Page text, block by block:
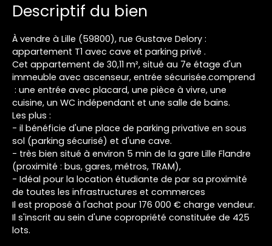
Descriptif du bien
À vendre à Lille (59800), rue Gustave Delory :
appartement T1 avec cave et parking privé .
Cet appartement de 30,11 m², situé au 7e étage d'un
immeuble avec ascenseur, entrée sécurisée.comprend
: une entrée avec placard, une pièce à vivre, une
cuisine, un WC indépendant et une salle de bains.
Les plus :
- il bénéficie d'une place de parking privative en sous
sol (parking sécurisé) et d'une cave.
- très bien situé à environ 5 min de la gare Lille Flandre
(proximité : bus, gares, métros, TRAM),
- Idéal pour la location étudiante de par sa proximité
de toutes les infrastructures et commerces
Il est proposé à l'achat pour 176 000 € charge vendeur.
Il s'inscrit au sein d'une copropriété constituée de 425
lots.